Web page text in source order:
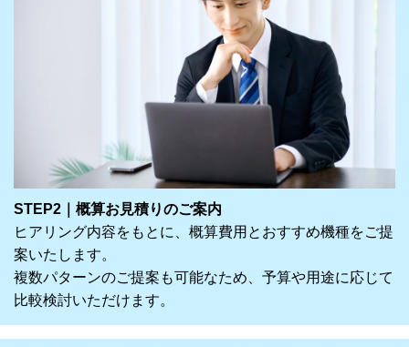
STEP2｜概算お見積りのご案内
ヒアリング内容をもとに、概算費用とおすすめ機種をご提
案いたします。
複数パターンのご提案も可能なため、予算や用途に応じて
比較検討いただけます。